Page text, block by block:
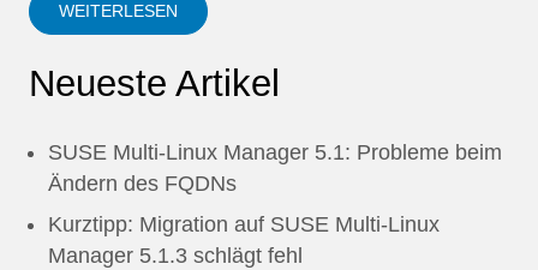
WEITERLESEN
Neueste Artikel
SUSE Multi-Linux Manager 5.1: Probleme beim
Ändern des FQDNs
Kurztipp: Migration auf SUSE Multi-Linux
Manager 5.1.3 schlägt fehl